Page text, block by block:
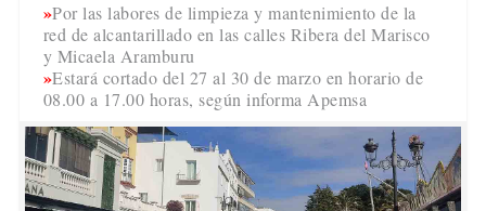
Por las labores de limpieza y mantenimiento de la
red de alcantarillado en las calles Ribera del Marisco
y Micaela Aramburu
Estará cortado del 27 al 30 de marzo en horario de
08.00 a 17.00 horas, según informa Apemsa